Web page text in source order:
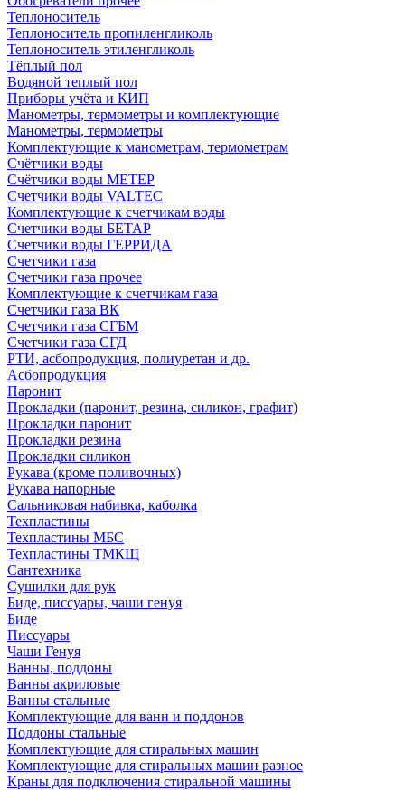
Теплоноситель
Теплоноситель пропиленгликоль
Теплоноситель этиленгликоль
Тёплый пол
Водяной теплый пол
Приборы учёта и КИП
Манометры, термометры и комплектующие
Манометры, термометры
Комплектующие к манометрам, термометрам
Счётчики воды
Счётчики воды МЕТЕР
Счетчики воды VALTEC
Комплектующие к счетчикам воды
Счетчики воды БЕТАР
Счетчики воды ГЕРРИДА
Счетчики газа
Счетчики газа прочее
Комплектующие к счетчикам газа
Счетчики газа ВК
Счетчики газа СГБМ
Счетчики газа СГД
РТИ, асбопродукция, полиуретан и др.
Асбопродукция
Паронит
Прокладки (паронит, резина, силикон, графит)
Прокладки паронит
Прокладки резина
Прокладки силикон
Рукава (кроме поливочных)
Рукава напорные
Сальниковая набивка, каболка
Техпластины
Техпластины МБС
Техпластины ТМКЩ
Сантехника
Сушилки для рук
Биде, писсуары, чаши генуя
Биде
Писсуары
Чаши Генуя
Ванны, поддоны
Ванны акриловые
Ванны стальные
Комплектующие для ванн и поддонов
Поддоны стальные
Комплектующие для стиральных машин
Комплектующие для стиральных машин разное
Краны для подключения стиральной машины